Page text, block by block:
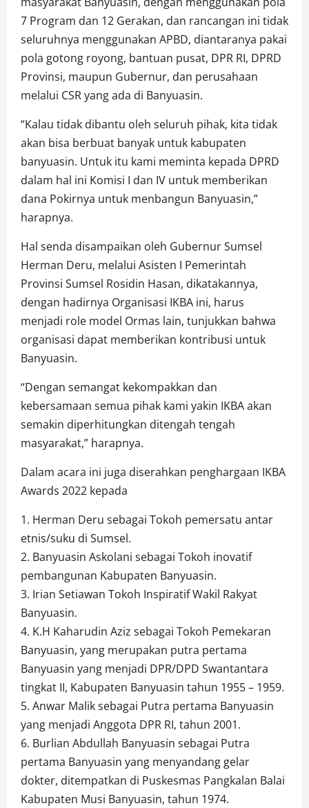
7 Program dan 12 Gerakan, dan rancangan ini tidak
seluruhnya menggunakan APBD, diantaranya pakai
pola gotong royong, bantuan pusat, DPR RI, DPRD
Provinsi, maupun Gubernur, dan perusahaan
melalui CSR yang ada di Banyuasin.
“Kalau tidak dibantu oleh seluruh pihak, kita tidak
akan bisa berbuat banyak untuk kabupaten
banyuasin. Untuk itu kami meminta kepada DPRD
dalam hal ini Komisi I dan IV untuk memberikan
dana Pokirnya untuk menbangun Banyuasin,”
harapnya.
Hal senda disampaikan oleh Gubernur Sumsel
Herman Deru, melalui Asisten I Pemerintah
Provinsi Sumsel Rosidin Hasan, dikatakannya,
dengan hadirnya Organisasi IKBA ini, harus
menjadi role model Ormas lain, tunjukkan bahwa
organisasi dapat memberikan kontribusi untuk
Banyuasin.
“Dengan semangat kekompakkan dan
kebersamaan semua pihak kami yakin IKBA akan
semakin diperhitungkan ditengah tengah
masyarakat,” harapnya.
Dalam acara ini juga diserahkan penghargaan IKBA
Awards 2022 kepada
1. Herman Deru sebagai Tokoh pemersatu antar
etnis/suku di Sumsel.
2. Banyuasin Askolani sebagai Tokoh inovatif
pembangunan Kabupaten Banyuasin.
3. Irian Setiawan Tokoh Inspiratif Wakil Rakyat
Banyuasin.
4. K.H Kaharudin Aziz sebagai Tokoh Pemekaran
Banyuasin, yang merupakan putra pertama
Banyuasin yang menjadi DPR/DPD Swantantara
tingkat II, Kabupaten Banyuasin tahun 1955 – 1959.
5. Anwar Malik sebagai Putra pertama Banyuasin
yang menjadi Anggota DPR RI, tahun 2001.
6. Burlian Abdullah Banyuasin sebagai Putra
pertama Banyuasin yang menyandang gelar
dokter, ditempatkan di Puskesmas Pangkalan Balai
Kabupaten Musi Banyuasin, tahun 1974.